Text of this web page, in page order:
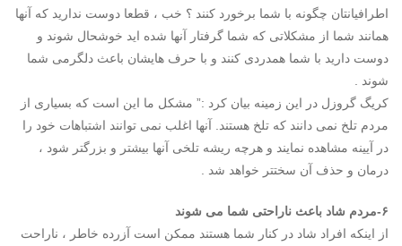
اطرافیانتان چگونه با شما برخورد کنند ؟ خب ، قطعا دوست ندارید که آنها
همانند شما از مشکلاتی که شما گرفتار آنها شده اید خوشحال شوند و
دوست دارید با شما همدردی کنند و با حرف هایشان باعث دلگرمی شما
شوند .
کریگ گروزل در این زمینه بیان کرد :” مشکل ما این است که بسیاری از
مردم تلخ نمی دانند که تلخ هستند. آنها اغلب نمی توانند اشتباهات خود را
در آیینه مشاهده نمایند و هرچه ریشه تلخی آنها بیشتر و بزرگتر شود ،
درمان و حذف آن سختتر خواهد شد .
۶-مردم شاد باعث ناراحتی شما می شوند
از اینکه افراد شاد در کنار شما هستند ممکن است آزرده خاطر ، ناراحت